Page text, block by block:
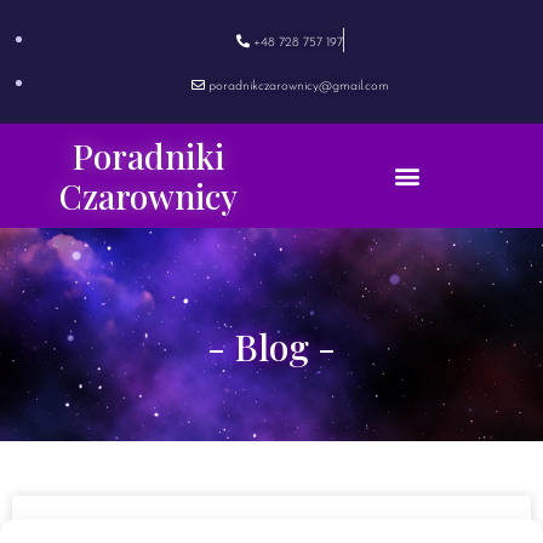
+48 728 757 197
poradnikczarownicy@gmail.com
Poradniki
Czarownicy
- Blog -